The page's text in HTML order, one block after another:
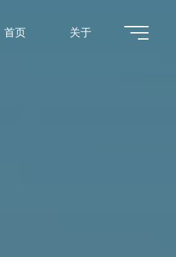
首页 关于